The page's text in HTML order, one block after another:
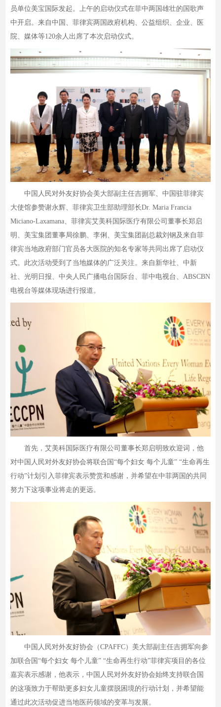
员单位美宝国际发起。上午的启动仪式在菲中两国雄壮的国歌声
中开启。来自中国、菲律宾两国政府机构、公益组织、企业、医
院、媒体等120余人出席了本次启动仪式。
中国人民对外友好协会美大部副主任吉拥军、中国驻菲律宾
大使馆参赞谢永辉、菲律宾卫生部助理部长Dr. Maria Francia
Miciano-Laxamana、菲律宾艾美科国际医疗有限公司董事长郑启
明、美宝集团董事局徐鹏、李俐、美宝集团副总裁刘钢及来自菲
律宾当地政府部门官员各大医院的知名专家等共同出席了启动仪
式。此次活动受到了当地媒体的广泛关注。来自新华社、中新
社、光明日报、中央人民广播电台国际台、菲中电视台、ABSCBN
电视台等媒体现场进行报道。
首先，艾美科国际医疗有限公司董事长郑启明致欢迎词，他
对中国人民对外友好协会将联合国“每个妇女 每个儿童” “生命再生
行动”计划引入菲律宾表示赞赏和感谢，并希望在中菲两国的共同
努力下这项事业将走的更远。
中国人民对外友好协会（CPAFFC）美大部副主任吉拥军向参
加联合国“每个妇女 每个儿童” “生命再生行动”菲律宾项目的各位
嘉宾表示感谢，他表示，中国人民对外友好协会始终支持联合国
的这项致力于帮助更多妇女儿童摆脱困境的行动计划，并希望能
通过此次活动促进当地医药领域的变革与发展。